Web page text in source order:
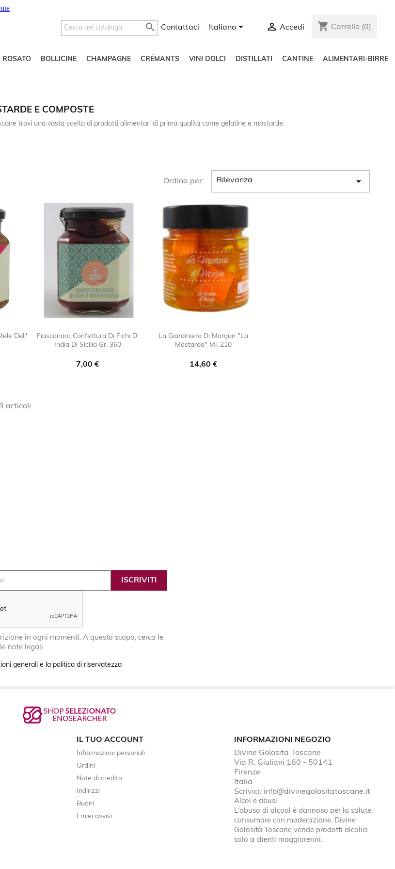
 Contattaci Italiano  Accedi shopping_cart Carrello (0)
ROSATO BOLLICINE CHAMPAGNE CRÉMANTS VINI DOLCI DISTILLATI CANTINE ALIMENTARI-BIRRE
E COMPOSTE
trovi una vasta scelta di prodotti alimentari di prima qualità come gelatine e mostarde.
Ordina per: Rilevanza 
Dell'
Fiasconaro Confettura Di Fichi D'
India Di Sicilia Gr. 360
Prezzo
7,00 €
La Giardiniera Di Morgan "La
Mostarda" Ml. 210
Prezzo
14,60 €
articoli
in ogni momenti. A questo scopo, cerca le
note legali.
generali e la politica di riservatezza
IL TUO ACCOUNT
Informazioni personali
Ordini
Note di credito
Indirizzi
Buoni
I miei avvisi
INFORMAZIONI NEGOZIO
Divine Golosita Toscane
Via R. Giuliani 160 - 50141
Firenze
Italia
Scrivici: info@divinegolositatoscane.it
Alcol e abusi
L'abuso di alcool è dannoso per la salute,
consumare con moderazione. Divine
Golosità Toscane vende prodotti alcolici
solo a clienti maggiorenni.